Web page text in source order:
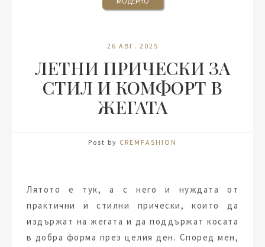
26 АВГ. 2025
ЛЕТНИ ПРИЧЕСКИ ЗА
СТИЛ И КОМФОРТ В
ЖЕГАТА
Post by CREMFASHION
Лятото е тук, а с него и нуждата от
практични и стилни прически, които да
издържат на жегата и да поддържат косата
в добра форма през целия ден. Според мен,